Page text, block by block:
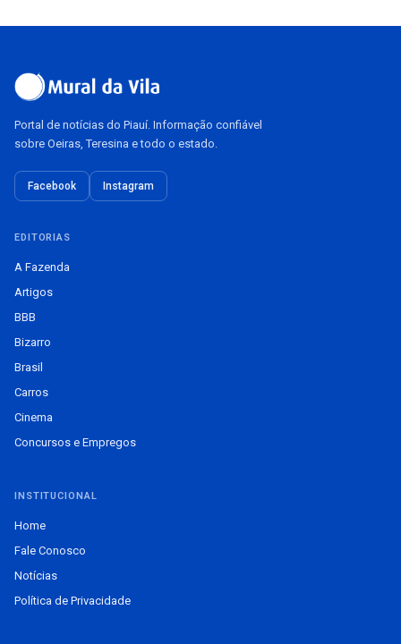
Portal de notícias do Piauí. Informação confiável
sobre Oeiras, Teresina e todo o estado.
Facebook Instagram
EDITORIAS
A Fazenda
Artigos
BBB
Bizarro
Brasil
Carros
Cinema
Concursos e Empregos
INSTITUCIONAL
Home
Fale Conosco
Notícias
Política de Privacidade